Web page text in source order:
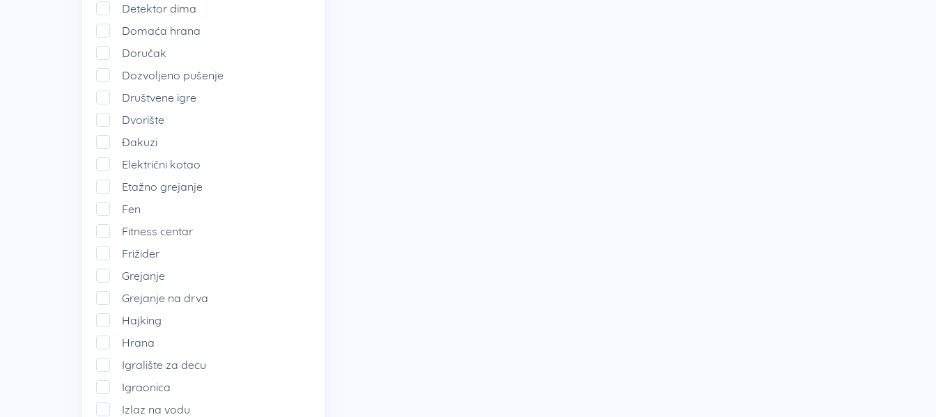
Detektor dima
Domaća hrana
Doručak
Dozvoljeno pušenje
Društvene igre
Dvorište
Đakuzi
Električni kotao
Etažno grejanje
Fen
Fitness centar
Frižider
Grejanje
Grejanje na drva
Hajking
Hrana
Igralište za decu
Igraonica
Izlaz na vodu